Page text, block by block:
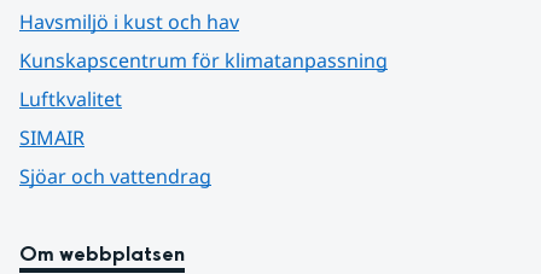
Havsmiljö i kust och hav
Kunskapscentrum för klimatanpassning
Luftkvalitet
SIMAIR
Sjöar och vattendrag
Om webbplatsen